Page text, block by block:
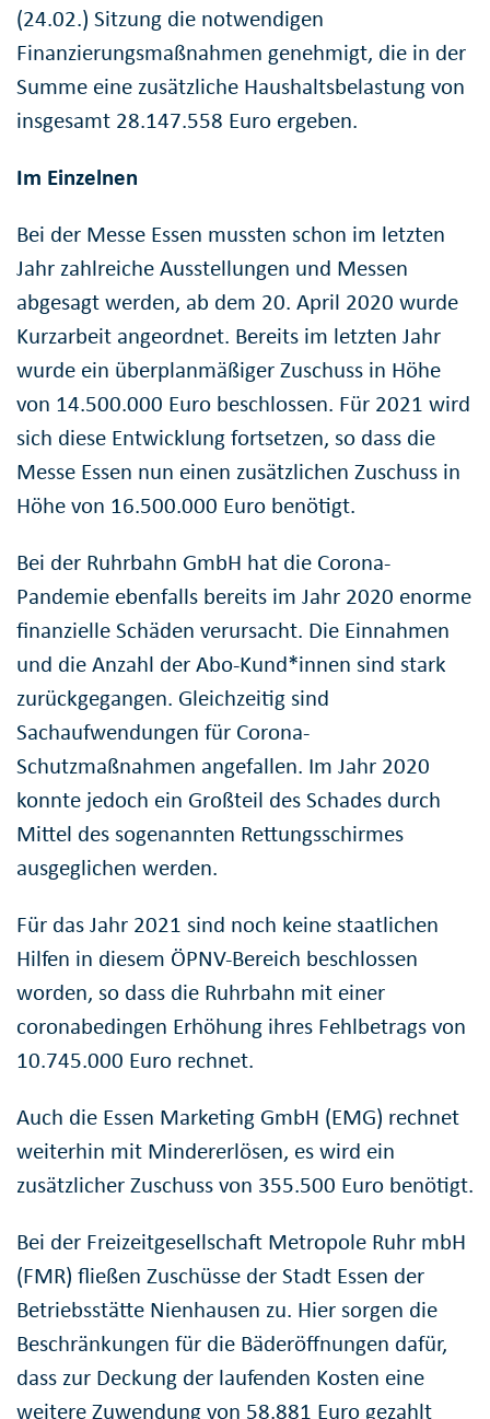
(24.02.) Sitzung die notwendigen
Finanzierungsmaßnahmen genehmigt, die in der
Summe eine zusätzliche Haushaltsbelastung von
insgesamt 28.147.558 Euro ergeben.
Im Einzelnen
Bei der Messe Essen mussten schon im letzten
Jahr zahlreiche Ausstellungen und Messen
abgesagt werden, ab dem 20. April 2020 wurde
Kurzarbeit angeordnet. Bereits im letzten Jahr
wurde ein überplanmäßiger Zuschuss in Höhe
von 14.500.000 Euro beschlossen. Für 2021 wird
sich diese Entwicklung fortsetzen, so dass die
Messe Essen nun einen zusätzlichen Zuschuss in
Höhe von 16.500.000 Euro benötigt.
Bei der Ruhrbahn GmbH hat die Corona-
Pandemie ebenfalls bereits im Jahr 2020 enorme
finanzielle Schäden verursacht. Die Einnahmen
und die Anzahl der Abo-Kund*innen sind stark
zurückgegangen. Gleichzeitig sind
Sachaufwendungen für Corona-
Schutzmaßnahmen angefallen. Im Jahr 2020
konnte jedoch ein Großteil des Schades durch
Mittel des sogenannten Rettungsschirmes
ausgeglichen werden.
Für das Jahr 2021 sind noch keine staatlichen
Hilfen in diesem ÖPNV-Bereich beschlossen
worden, so dass die Ruhrbahn mit einer
coronabedingen Erhöhung ihres Fehlbetrags von
10.745.000 Euro rechnet.
Auch die Essen Marketing GmbH (EMG) rechnet
weiterhin mit Mindererlösen, es wird ein
zusätzlicher Zuschuss von 355.500 Euro benötigt.
Bei der Freizeitgesellschaft Metropole Ruhr mbH
(FMR) fließen Zuschüsse der Stadt Essen der
Betriebsstätte Nienhausen zu. Hier sorgen die
Beschränkungen für die Bäderöffnungen dafür,
dass zur Deckung der laufenden Kosten eine
weitere Zuwendung von 58.881 Euro gezahlt